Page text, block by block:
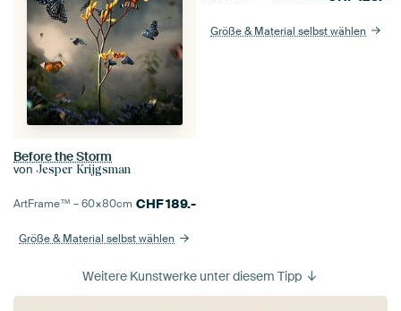
Before the Storm
von Jesper Krijgsman
ArtFrame™ –60×80cm CHF189.-
Größe & Material selbst wählen
Größe & Material selbst wählen
Weitere Kunstwerke unter diesem Tipp